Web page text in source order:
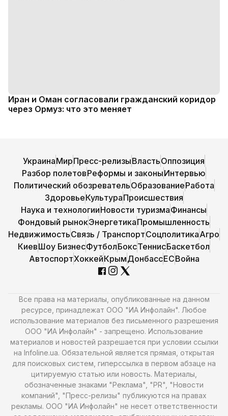
Иран и Оман согласовали гражданский коридор
через Ормуз: что это меняет
УкраинаМирПресс-релизыВластьОппозиция
Разбор полетовРеформы и законыИнтервью
Политический обозревательОбразованиеРабота
ЗдоровьеКультураПроисшествия
Наука и технологииНовости туризмаФинансы
Фондовый рынокЭнергетикаПромышленность
НедвижимостьСвязь / ТранспортСоцполитикаАгро
КиевШоу БизнесФутболБоксТеннисБаскетбол
АвтоспортХоккейКрымДонбассЕСВойна
Все права на материалы, опубликованные на данном
ресурсе, принадлежат ООО "ИА Инфолайн". Любое
использование материалов без письменного разрешения
ООО "ИА Инфолайн" - запрещено. Использование
материалов и новостей разрешается при условии ссылки
на Infoline.ua. Обязательной является прямая, открытая
для поисковых систем, гиперссылка в первом абзаце на
цитируемую статью или новость. Материалы,
обозначенные знаками "Реклама", "PR", "Новости
компаний", "Пресс-релизы" публикуются на правах
рекламы. ООО "ИА Инфолайн" не несет ответственности